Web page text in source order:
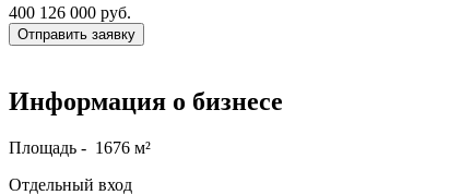
400 126 000 руб.
Отправить заявку
Информация о бизнесе
Площадь - 1676 м²
Отдельный вход